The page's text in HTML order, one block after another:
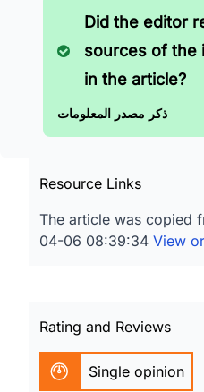
Did the editor
sources of the
in the article?
ذكر مصدر المعلومات
Resource Links
The article was copied
04-06 08:39:34 View
Rating and Reviews
Single opinion